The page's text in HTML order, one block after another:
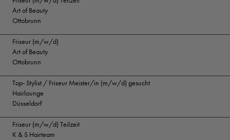
Art of Beauty
Ottobrunn
Friseur (m/w/d)
Art of Beauty
Ottobrunn
Top- Stylist / Friseur Meister/in (m/w/d) gesucht
Hairlounge
Düsseldorf
Friseur (m/w/d) Teilzeit
K & S Hairteam